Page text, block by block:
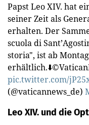
Papst Leo XIV. hat
seiner Zeit als
erhalten. Der
scuola di
storia", ist ab
pic.twitter.com/
(@vaticannews_de)
Leo XIV. und die